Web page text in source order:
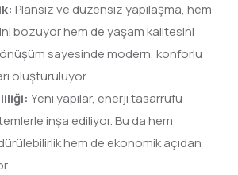
Plansız ve düzensiz yapılaşma, hem
bozuyor hem de yaşam kalitesini
sayesinde modern, konforlu
oluşturuluyor.
Yeni yapılar, enerji tasarrufu
inşa ediliyor. Bu da hem
hem de ekonomik açıdan